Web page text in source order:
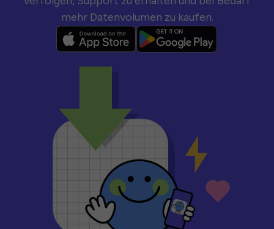
mehr Datenvolumen zu kaufen.